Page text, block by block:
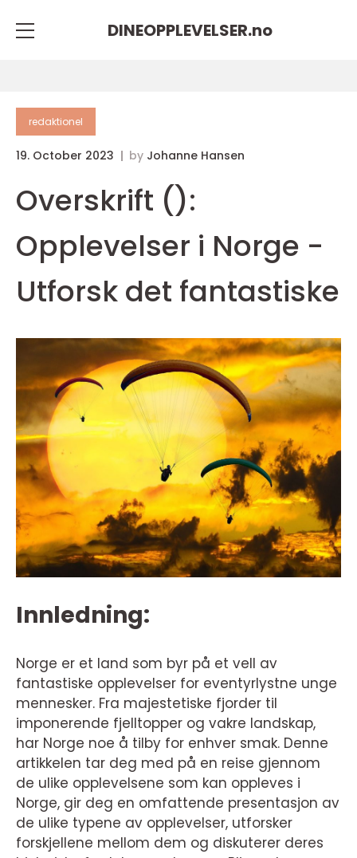
DINEOPPLEVELSER.no
redaktionel
19. October 2023 by Johanne Hansen
Overskrift ():
Opplevelser i Norge -
Utforsk det fantastiske
Innledning:
Norge er et land som byr på et vell av
fantastiske opplevelser for eventyrlystne unge
mennesker. Fra majestetiske fjorder til
imponerende fjelltopper og vakre landskap,
har Norge noe å tilby for enhver smak. Denne
artikkelen tar deg med på en reise gjennom
de ulike opplevelsene som kan oppleves i
Norge, gir deg en omfattende presentasjon av
de ulike typene av opplevelser, utforsker
forskjellene mellom dem og diskuterer deres